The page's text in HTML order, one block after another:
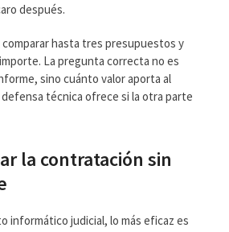
después.
hasta tres presupuestos y
La pregunta correcta no es
sino cuánto valor aporta al
técnica ofrece si la otra parte
la contratación sin
informático judicial, lo más eficaz es